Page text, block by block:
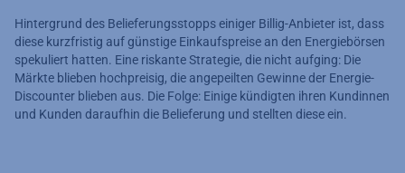
Hintergrund des Belieferungsstopps einiger Billig-Anbieter ist, dass
diese kurzfristig auf günstige Einkaufspreise an den Energiebörsen
spekuliert hatten. Eine riskante Strategie, die nicht aufging: Die
Märkte blieben hochpreisig, die angepeilten Gewinne der Energie-
Discounter blieben aus. Die Folge: Einige kündigten ihren Kundinnen
und Kunden daraufhin die Belieferung und stellten diese ein.